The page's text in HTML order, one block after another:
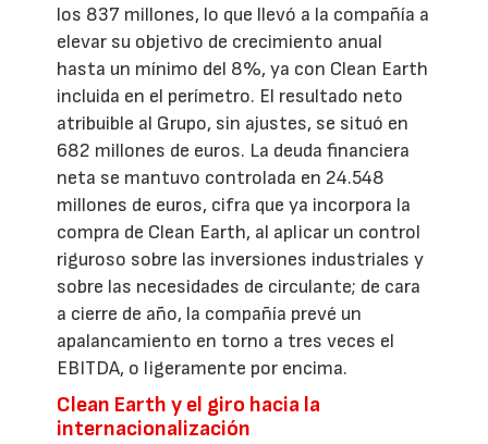
los 837 millones, lo que llevó a la compañía a
elevar su objetivo de crecimiento anual
hasta un mínimo del 8%, ya con Clean Earth
incluida en el perímetro. El resultado neto
atribuible al Grupo, sin ajustes, se situó en
682 millones de euros. La deuda financiera
neta se mantuvo controlada en 24.548
millones de euros, cifra que ya incorpora la
compra de Clean Earth, al aplicar un control
riguroso sobre las inversiones industriales y
sobre las necesidades de circulante; de cara
a cierre de año, la compañía prevé un
apalancamiento en torno a tres veces el
EBITDA, o ligeramente por encima.
Clean Earth y el giro hacia la
internacionalización